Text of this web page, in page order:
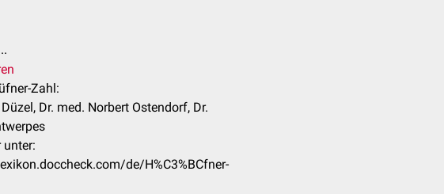
Zahl:
Dr. med. Norbert Ostendorf, Dr.
de/H%C3%BCfner-